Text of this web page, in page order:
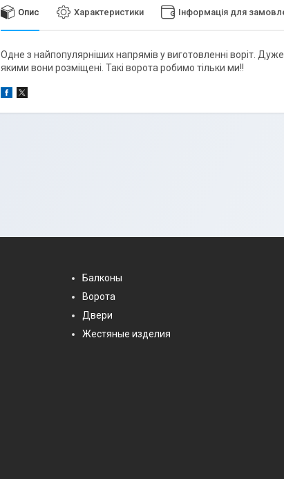
Опис Характеристики Інформація для
Одне з найпопулярніших напрямів у виготовленні воріт.
якими вони розміщені. Такі ворота робимо тільки ми!!
Балконы
Ворота
Двери
Жестяные изделия